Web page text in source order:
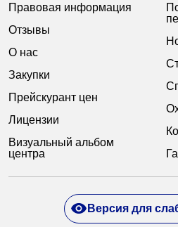
Правовая информация
Отзывы
О нас
Закупки
Прейскурант цен
Лицензии
Визуальный альбом
центра
Версия для